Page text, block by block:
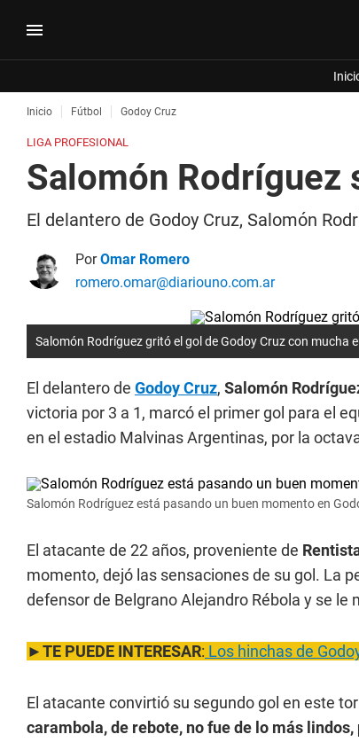
Inicio Fútbol Godoy Cruz
LIGA PROFESIONAL
Salomón Rodríguez
El delantero de Godoy Cruz, Salomón
PorOmar Romero
romero.omar@diariouno.com.ar
Salomón Rodríguez gritó el gol de Godoy Cruz con mucha
El delantero de Godoy Cruz, Salomón
victoria por 3 a 1, marcó el primer gol para el
en el estadio Malvinas Argentinas, por la
Salomón Rodríguez está pasando un buen momento en
El atacante de 22 años, proveniente de
momento, dejó las sensaciones de su gol. La
defensor de Belgrano Alejandro Rébola y se le
►TE PUEDE INTERESAR: Los hinchas de
El atacante convirtió su segundo gol en este
carambola, de rebote, no fue de lo más